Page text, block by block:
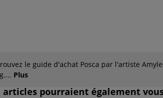
le guide d'achat Posca par l'artiste
Plus
articles pourraient également